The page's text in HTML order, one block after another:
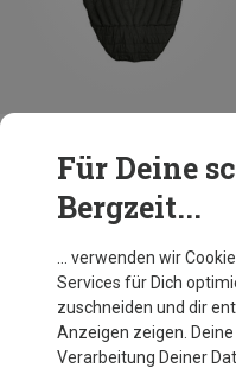
Grüezi BagFür Deine
Bergzeit...
… verwenden wir
Services für Dich
zuschneiden und dir
Anzeigen zeigen.
Verarbeitung Deiner